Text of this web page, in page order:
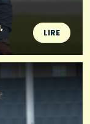
LIRE